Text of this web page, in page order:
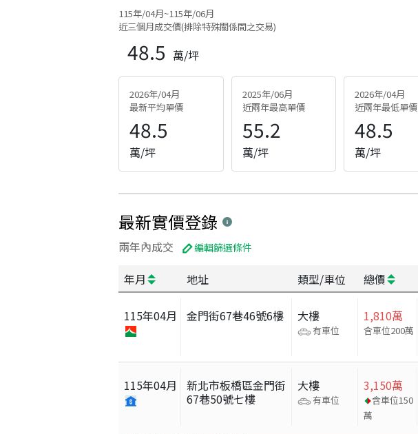
115年/04月~115年/06月
近三個月成交價(排除特殊關係間之交易)
48.5 萬/坪
2026年/04月
最新平均單價
48.5
萬/坪
2025年/06月
近兩年最高單價
55.2
萬/坪
2026年/04月
近兩年最低單價
48.5
萬/坪
最新實價登錄
兩年內成交 編輯篩選條件
年月 地址 類型/車位 總價
115年04月 金門街67巷46號6樓 大樓
有車位
1,810萬
含車位200萬
115年04月
新北市板橋區金門街
67巷50號七樓
大樓
有車位
3,150萬
含車位150
萬